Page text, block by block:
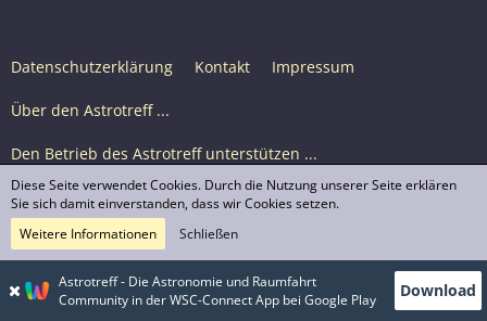
Datenschutzerklärung Kontakt Impressum
Über den Astrotreff ...
Den Betrieb des Astrotreff unterstützen ...
Nutzungsbedingungen
© Astrotreff 2001-2026, lizenziert unter CC BY-SA,
sofern für einzelne Inhalte nicht anders angegeben
Astrotreff - Die Astronomie und Raumfahrt
Community in der WSC-Connect App bei Google Play
Download
Diese Seite verwendet Cookies. Durch die Nutzung unserer Seite erklären
Sie sich damit einverstanden, dass wir Cookies setzen.
Weitere Informationen
Schließen